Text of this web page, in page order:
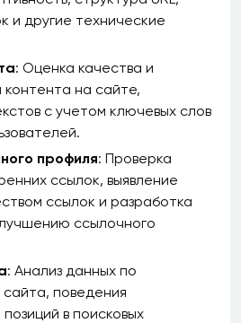
и другие технические
: Оценка качества и
на сайте,
с учетом ключевых слов
профиля: Проверка
ссылок, выявление
ссылок и разработка
ссылочного
: Анализ данных по
поведения
в поисковых